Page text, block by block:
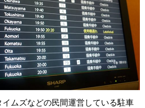
ムズなどの民間運営している駐車